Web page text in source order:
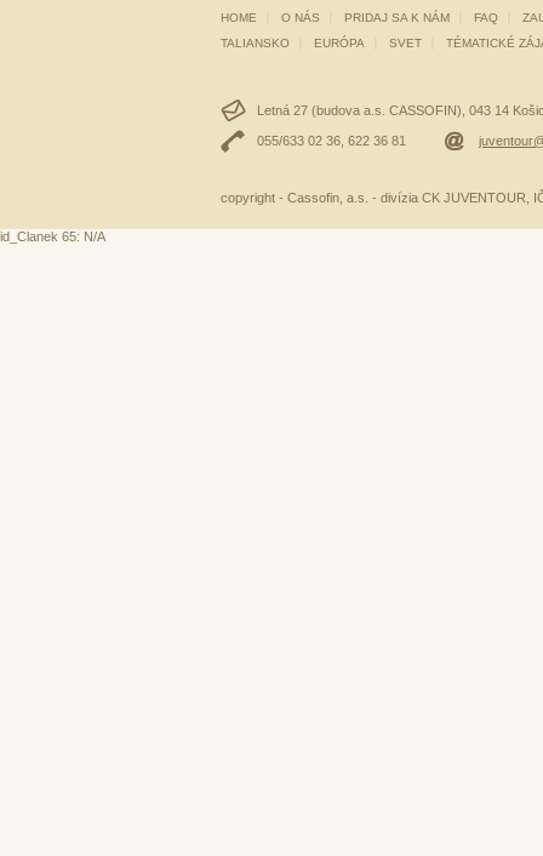
HOME O NÁS PRIDAJ SA K NÁM FAQ
TALIANSKO
EURÓPA SVET TÉMATICKÉ
Letná 27 (budova a.s. CASSOFIN), 043 14
055/633 02 36, 622 36 81
copyright - Cassofin, a.s. - divízia CK JUVENTOUR,
id_Clanek 65: N/A